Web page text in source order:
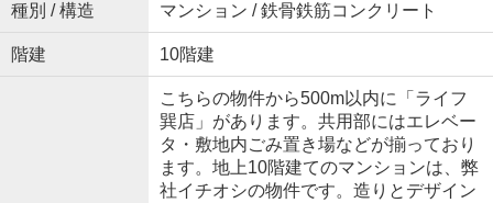
種別 / 構造 マンション / 鉄骨鉄筋コンクリート
階建 10階建
こちらの物件から500m以内に「ライフ
巽店」があります。共用部にはエレベー
タ・敷地内ごみ置き場などが揃っており
ます。地上10階建てのマンションは、弊
社イチオシの物件です。造りとデザイン